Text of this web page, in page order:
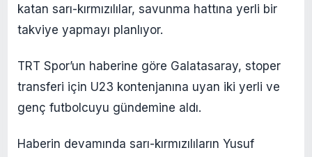
katan sarı-kırmızılılar, savunma hattına yerli bir
takviye yapmayı planlıyor.
TRT Spor’un haberine göre Galatasaray, stoper
transferi için U23 kontenjanına uyan iki yerli ve
genç futbolcuyu gündemine aldı.
Haberin devamında sarı-kırmızılıların Yusuf